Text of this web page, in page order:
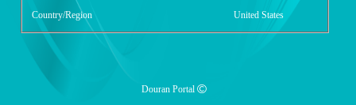
Country/Region
United States
Douran Portal